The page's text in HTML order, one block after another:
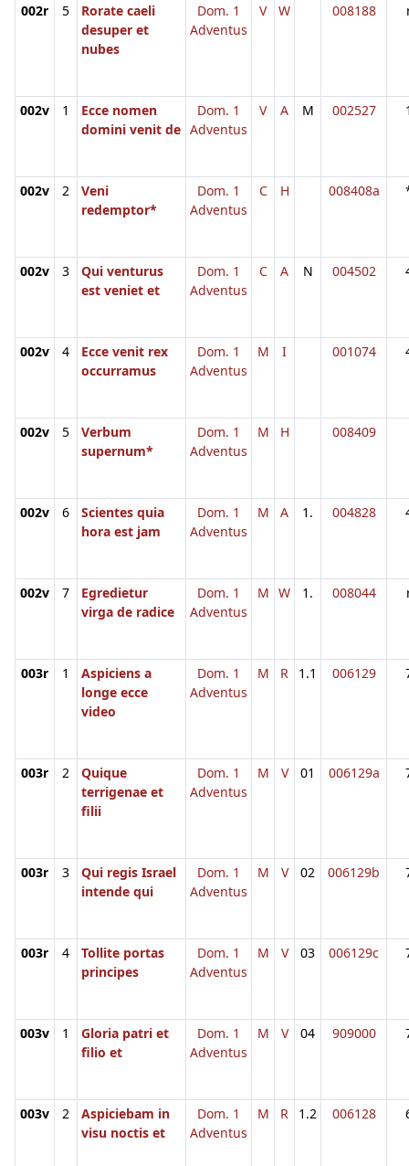
002r 5
Rorate caeli
desuper et
nubes
Dom. 1
Adventus
V W 008188
002v 1
Ecce nomen
domini venit de
Dom. 1
Adventus
V A M 002527
002v 2
Veni
redemptor*
Dom. 1
Adventus
C H 008408a
002v 3
Qui venturus
est veniet et
Dom. 1
Adventus
C A N 004502
002v 4
Ecce venit rex
occurramus
Dom. 1
Adventus
M I 001074
002v 5
Verbum
supernum*
Dom. 1
Adventus
M H 008409
002v 6
Scientes quia
hora est jam
Dom. 1
Adventus
M A 1. 004828
002v 7
Egredietur
virga de radice
Dom. 1
Adventus
M W 1. 008044
003r 1
Aspiciens a
longe ecce
video
Dom. 1
Adventus
M R 1.1 006129
003r 2
Quique
terrigenae et
filii
Dom. 1
Adventus
M V 01 006129a
003r 3
Qui regis Israel
intende qui
Dom. 1
Adventus
M V 02 006129b
003r 4
Tollite portas
principes
Dom. 1
Adventus
M V 03 006129c
003v 1
Gloria patri et
filio et
Dom. 1
Adventus
M V 04 909000
003v 2
Aspiciebam in
visu noctis et
Dom. 1
Adventus
M R 1.2 006128